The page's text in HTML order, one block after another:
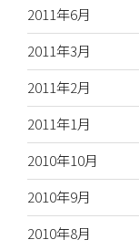
2011年6月
2011年3月
2011年2月
2011年1月
2010年10月
2010年9月
2010年8月